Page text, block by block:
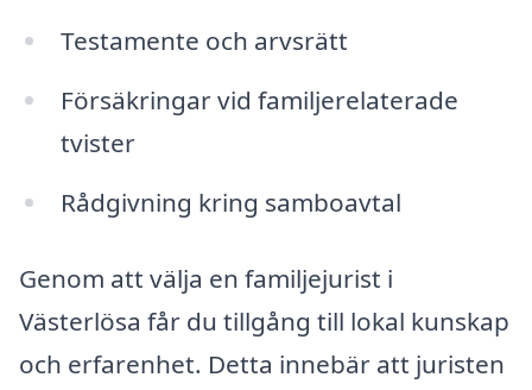
Testamente och arvsrätt
Försäkringar vid familjerelaterade
tvister
Rådgivning kring samboavtal
Genom att välja en familjejurist i
Västerlösa får du tillgång till lokal kunskap
och erfarenhet. Detta innebär att juristen